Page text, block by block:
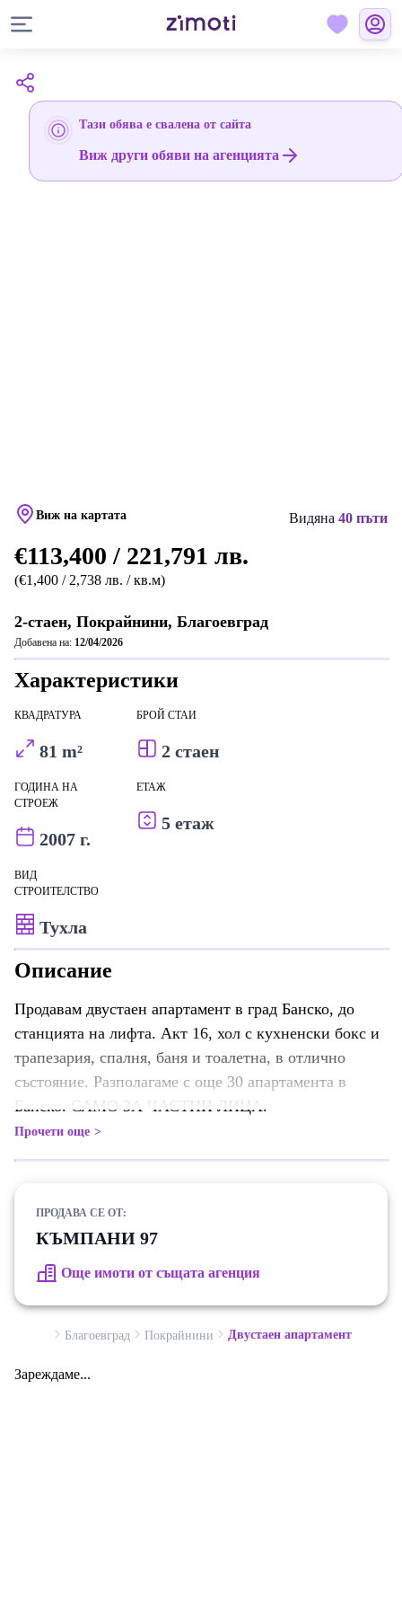
Тази обява е свалена от сайта
Виж други обяви на агенцията
Виж на картата Видяна 40 пъти
€113,400 / 221,791 лв.
(€1,400 / 2,738 лв. / кв.м)
2-стаен, Покрайнини, Благоевград
Добавена на: 12/04/2026
Характеристики
КВАДРАТУРА
81 m²
БРОЙ СТАИ
2 стаен
ГОДИНА НА
СТРОЕЖ
2007 г.
ЕТАЖ
5 етаж
ВИД
СТРОИТЕЛСТВО
Тухла
Описание
Продавам двустаен апартамент в град Банско, до
станцията на лифта. Акт 16, хол с кухненски бокс и
трапезария, спалня, баня и тоалетна, в отлично
състояние. Разполагаме с още 30 апартамента в
Банско. САМО ЗА ЧАСТНИ ЛИЦА.
Прочети още
ПРОДАВА СЕ ОТ:
КЪМПАНИ 97
Още имоти от същата агенция
Благоевград Покрайнини Двустаен апартамент
Зареждаме...